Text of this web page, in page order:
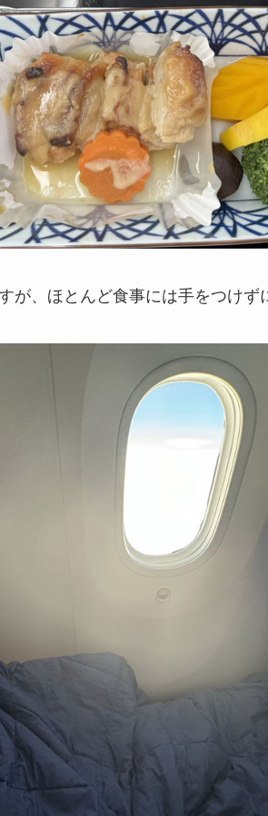
が、ほとんど食事には手をつけ